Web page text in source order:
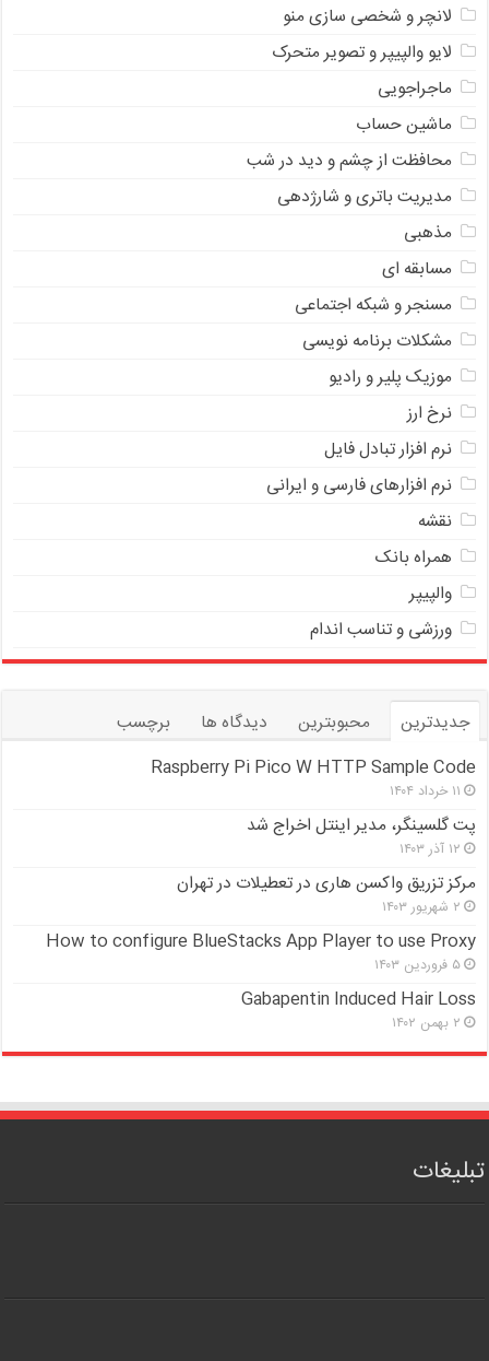
لانچر و شخصی سازی منو
لایو والپیپر و تصویر متحرک
ماجراجویی
ماشین حساب
محافظت از چشم و دید در شب
مدیریت باتری و شارژدهی
مذهبی
مسابقه ای
مسنجر و شبکه اجتماعی
مشکلات برنامه نویسی
موزیک پلیر و رادیو
نرخ ارز
ﻧﺮﻡ ﺍﻓﺰﺍﺭ ﺗﺒﺎﺩﻝ ﻓﺎﻳﻞ
نرم افزارهای فارسی و ایرانی
نقشه
همراه بانک
والپیپر
ورزشی و تناسب اندام
جدیدترین محبوبترین دیدگاه ها
برچسب
Raspberry Pi Pico W HTTP Sample Code
۱۱ خرداد ۱۴۰۴
پت گلسینگر، مدیر اینتل اخراج شد
۱۲ آذر ۱۴۰۳
مرکز تزریق واکسن هاری در تعطیلات در تهران
۲ شهریور ۱۴۰۳
How to configure BlueStacks App Player to use Proxy
۵ فروردین ۱۴۰۳
Gabapentin Induced Hair Loss
۲ بهمن ۱۴۰۲
تبلیغات